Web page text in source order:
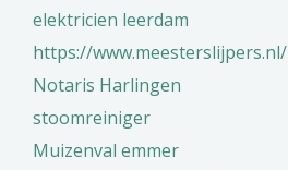
elektricien leerdam
https://www.meesterslijpers.nl/
Notaris Harlingen
stoomreiniger
Muizenval emmer